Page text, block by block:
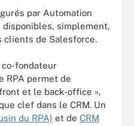
par Automation
simplement,
clients de Salesforce.
co-fondateur
RPA permet de
et le back-office »,
clef dans le CRM. Un
du RPA) et de CRM